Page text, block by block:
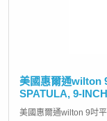
美國惠爾通wilton
SPATULA, 9-INCH
美國惠爾通wilton 9吋